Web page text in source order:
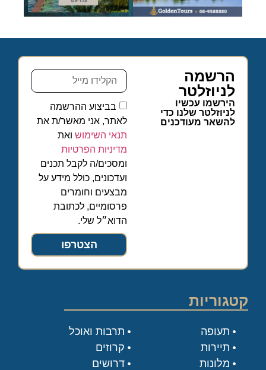
הרשמה
לניוזלטר
הירשמו עכשיו
לניוזלטר שלנו כדי
להשאר מעודכנים
בביצוע ההרשמה
לאתר, אני מאשר/ת את
תנאי השימוש ואת
מדיניות הפרטיות
ומסכים/ה לקבל תכנים
ועדכונים, כולל מידע על
מבצעים וחומרים
פרסומיים, לכתובת
הדוא״ל שלי.
הצטרפו
קטגוריות
תעופה
תיירות
מלונות
תרבות ואוכל
קרוזים
דרושים